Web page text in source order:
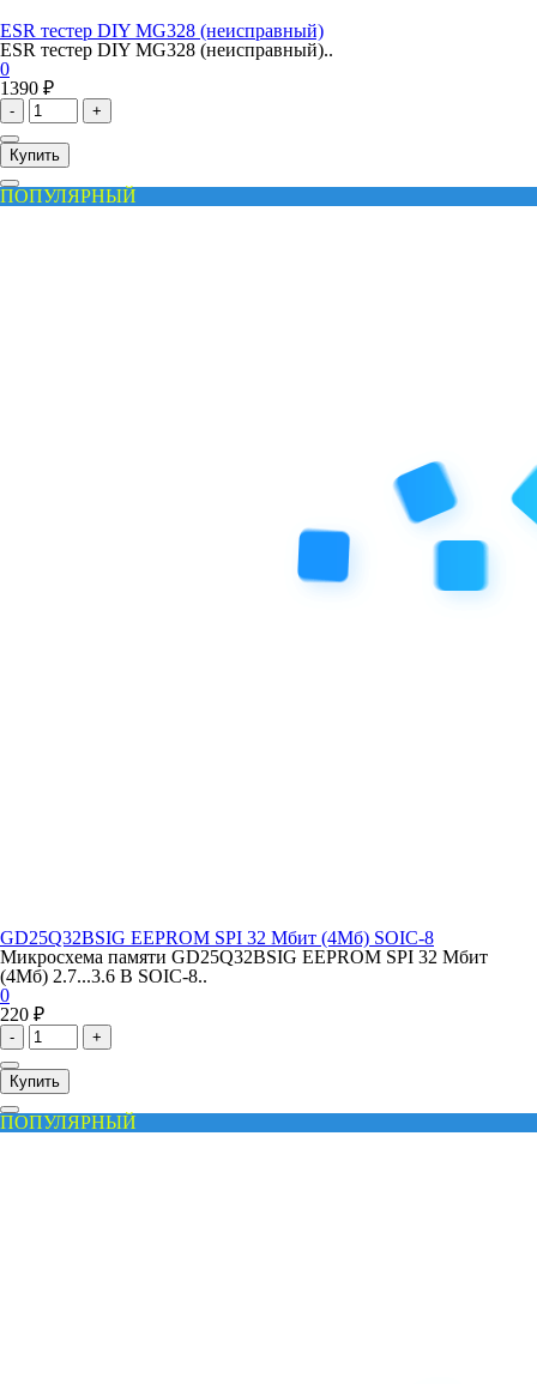
ESR тестер DIY MG328 (неисправный)
ESR тестер DIY MG328 (неисправный)..
0
1390 ₽
- +
Купить
ПОПУЛЯРНЫЙ
GD25Q32BSIG EEPROM SPI 32 Мбит (4Мб) SOIC-8
Микросхема памяти GD25Q32BSIG EEPROM SPI 32 Мбит
(4Мб) 2.7...3.6 В SOIC-8..
0
220 ₽
- +
Купить
ПОПУЛЯРНЫЙ